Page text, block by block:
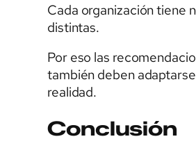
Cada organización tiene
distintas.
Por eso las
también deben
realidad.
Conclusión